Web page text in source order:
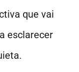
que vai
esclarecer